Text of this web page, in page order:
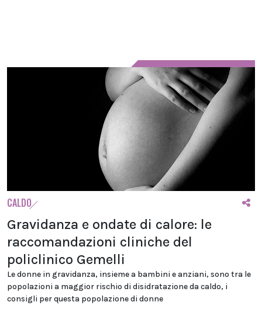
CALDO
Gravidanza e ondate di calore: le
raccomandazioni cliniche del
policlinico Gemelli
Le donne in gravidanza, insieme a bambini e anziani, sono tra le
popolazioni a maggior rischio di disidratazione da caldo, i
consigli per questa popolazione di donne